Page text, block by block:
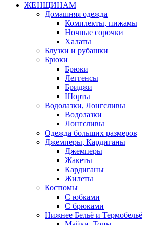
ЖЕНЩИНАМ
Домашняя одежда
Комплекты, пижамы
Ночные сорочки
Халаты
Блузки и рубашки
Брюки
Брюки
Леггенсы
Бриджи
Шорты
Водолазки, Лонгсливы
Водолазки
Лонгсливы
Одежда больших размеров
Джемперы, Кардиганы
Джемперы
Жакеты
Кардиганы
Жилеты
Костюмы
С юбками
С брюками
Нижнее Бельё и Термобельё